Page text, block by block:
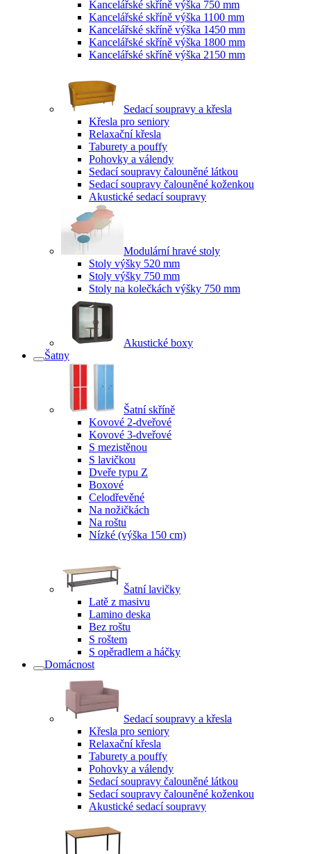
Kancelářské skříně výška 750 mm
Kancelářské skříně výška 1100 mm
Kancelářské skříně výška 1450 mm
Kancelářské skříně výška 1800 mm
Kancelářské skříně výška 2150 mm
Sedací soupravy a křesla
Křesla pro seniory
Relaxační křesla
Taburety a pouffy
Pohovky a válendy
Sedací soupravy čalouněné látkou
Sedací soupravy čalouněné koženkou
Akustické sedací soupravy
Modulární hravé stoly
Stoly výšky 520 mm
Stoly výšky 750 mm
Stoly na kolečkách výšky 750 mm
Akustické boxy
Šatny
Šatní skříně
Kovové 2-dveřové
Kovové 3-dveřové
S mezistěnou
S lavičkou
Dveře typu Z
Boxové
Celodřevěné
Na nožičkách
Na roštu
Nízké (výška 150 cm)
Šatní lavičky
Latě z masivu
Lamino deska
Bez roštu
S roštem
S opěradlem a háčky
Domácnost
Sedací soupravy a křesla
Křesla pro seniory
Relaxační křesla
Taburety a pouffy
Pohovky a válendy
Sedací soupravy čalouněné látkou
Sedací soupravy čalouněné koženkou
Akustické sedací soupravy